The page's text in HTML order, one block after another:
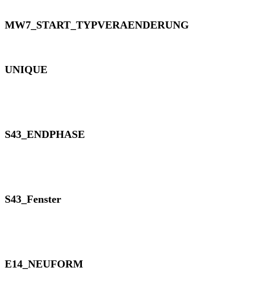
MW7_START_TYPVERAENDERUNG
UNIQUE
S43_ENDPHASE
S43_Fenster
E14_NEUFORM